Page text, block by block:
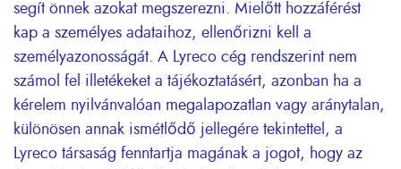
segít önnek azokat megszerezni. Mielőtt hozzáférést
kap a személyes adataihoz, ellenőrizni kell a
személyazonosságát. A Lyreco cég rendszerint nem
számol fel illetékeket a tájékoztatásért, azonban ha a
kérelem nyilvánvalóan megalapozatlan vagy aránytalan,
különösen annak ismétlődő jellegére tekintettel, a
Lyreco társaság fenntartja magának a jogot, hogy az